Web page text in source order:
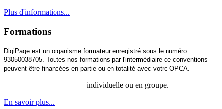
Plus d'informations...
Formations
DigiPage est un organisme formateur enregistré sous le numéro
93050038705. Toutes nos formations par l'intermédiaire de conventions
peuvent être financées en partie ou en totalité avec votre OPCA.
individuelle ou en groupe.
En savoir plus...